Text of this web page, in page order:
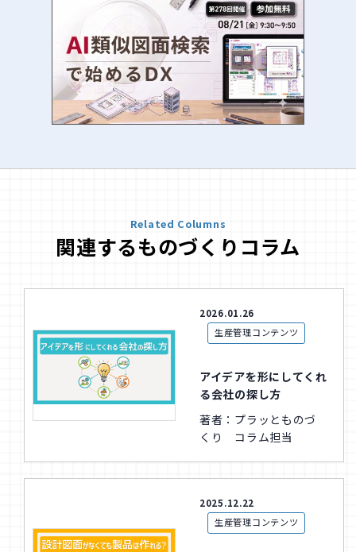
関連するものづくりコラム
Related Columns
2026.01.26
生産管理コンテンツ
アイデアを形にしてくれ
る会社の探し方
著者：プラッとものづ
くり コラム担当
2025.12.22
生産管理コンテンツ